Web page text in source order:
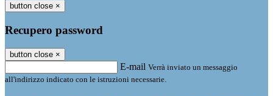
button close ×
Recupero password
button close ×
E-mail Verrà inviato un messaggio
all'indirizzo indicato con le istruzioni necessarie.